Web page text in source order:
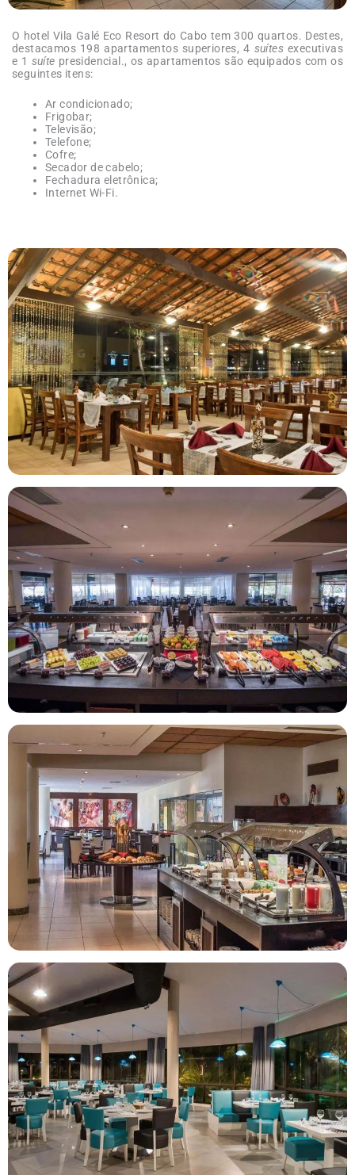
O hotel Vila Galé Eco Resort do Cabo tem 300 quartos. Destes,
destacamos 198 apartamentos superiores, 4 suítes executivas
e 1 suíte presidencial., os apartamentos são equipados com os
seguintes itens:
Ar condicionado;
Frigobar;
Televisão;
Telefone;
Cofre;
Secador de cabelo;
Fechadura eletrônica;
Internet Wi-Fi.